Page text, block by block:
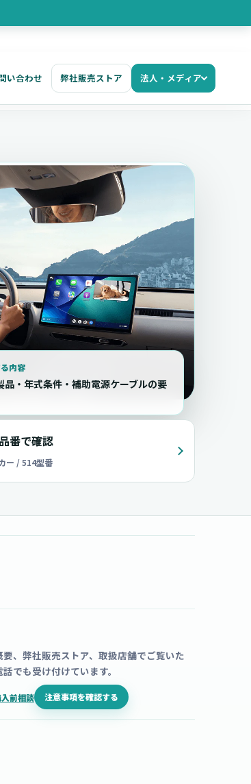
い合わせ 弊社販売ストア
法人・メディア
内容
品・年式条件・補助電源ケーブルの要
番で確認
ー / 514型番
、弊社販売ストア、取扱店舗でご覧いた
でも受け付けています。
前相談 注意事項を確認する